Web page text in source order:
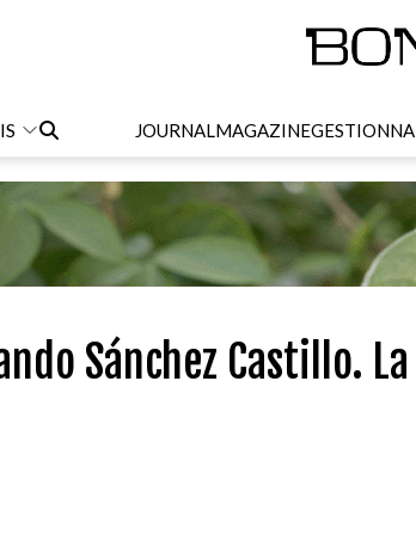
JOURNALMAGAZINE
Sánchez Castillo.